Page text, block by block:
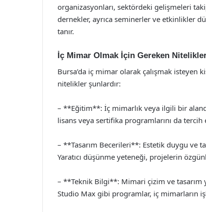
organizasyonları, sektördeki gelişmeleri
dernekler, ayrıca seminerler ve etkinlikler
tanır.
İç Mimar Olmak İçin Gereken
Bursa’da iç mimar olarak çalışmak
nitelikler şunlardır:
– **Eğitim**: İç mimarlık veya ilgili bir
lisans veya sertifika programlarını da tercih
– **Tasarım Becerileri**: Estetik duygu ve
Yaratıcı düşünme yeteneği, projelerin
– **Teknik Bilgi**: Mimari çizim ve tasarım
Studio Max gibi programlar, iç mimarların